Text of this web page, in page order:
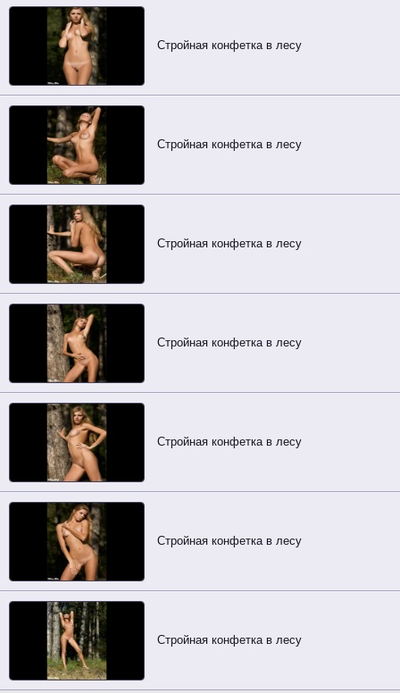
Стройная конфетка в лесу
Стройная конфетка в лесу
Стройная конфетка в лесу
Стройная конфетка в лесу
Стройная конфетка в лесу
Стройная конфетка в лесу
Стройная конфетка в лесу